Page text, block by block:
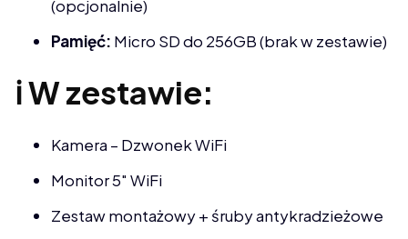
(opcjonalnie)
Pamięć: Micro SD do 256GB (brak w zestawie)
ℹ️ W zestawie:
Kamera – Dzwonek WiFi
Monitor 5" WiFi
Zestaw montażowy + śruby antykradzieżowe